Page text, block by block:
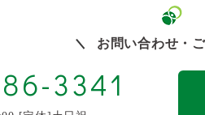
お問い合わせ・
3341